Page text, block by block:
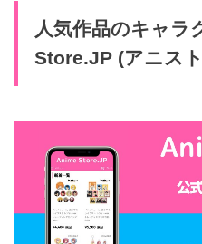
人気作品のキャラ
Store.JP (アニス